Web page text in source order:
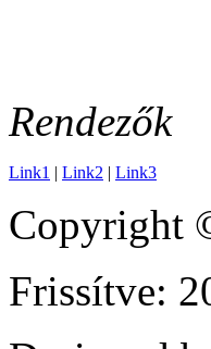
Rendezők
Link1 | Link2 | Link3
Copyright
Frissítve: